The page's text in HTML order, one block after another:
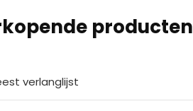
producten
verlanglijst